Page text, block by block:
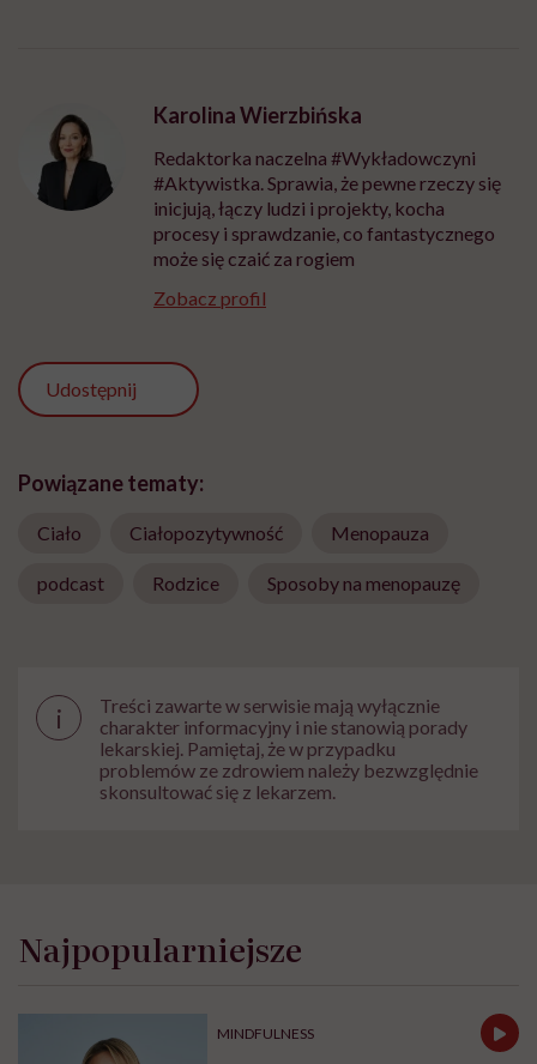
Karolina Wierzbińska
Redaktorka naczelna #Wykładowczyni
#Aktywistka. Sprawia, że pewne rzeczy się
inicjują, łączy ludzi i projekty, kocha
procesy i sprawdzanie, co fantastycznego
może się czaić za rogiem
Zobacz profil
Udostępnij
Powiązane tematy:
Ciało Ciałopozytywność Menopauza
podcast Rodzice Sposoby na menopauzę
i
Treści zawarte w serwisie mają wyłącznie
charakter informacyjny i nie stanowią porady
lekarskiej. Pamiętaj, że w przypadku
problemów ze zdrowiem należy bezwzględnie
skonsultować się z lekarzem.
Najpopularniejsze
MINDFULNESS